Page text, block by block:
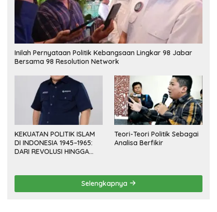
Inilah Pernyataan Politik Kebangsaan Lingkar 98 Jabar
Bersama 98 Resolution Network
KEKUATAN POLITIK ISLAM
DI INDONESIA 1945–1965:
DARI REVOLUSI HINGGA
Teori-Teori Politik Sebagai
Analisa Berfikir
Selengkapnya